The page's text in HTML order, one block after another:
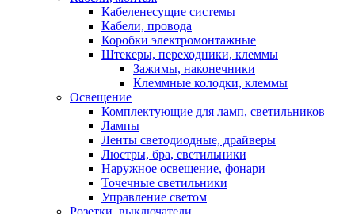
Кабеленесущие системы
Кабели, провода
Коробки электромонтажные
Штекеры, переходники, клеммы
Зажимы, наконечники
Клеммные колодки, клеммы
Освещение
Комплектующие для ламп, светильников
Лампы
Ленты светодиодные, драйверы
Люстры, бра, светильники
Наружное освещение, фонари
Точечные светильники
Управление светом
Розетки, выключатели